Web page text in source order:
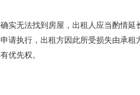
实无法找到房屋，出租人应当酌情延
请执行，出租方因此所受损失由承租
优先权。